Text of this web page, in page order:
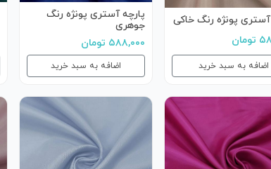
آستری پونژه رنگ خاکی
اضافه به سبد خرید
پارچه آستری پونژه رنگ
جوهری
۵۸۸,۰۰۰ تومان
اضافه به سبد خرید